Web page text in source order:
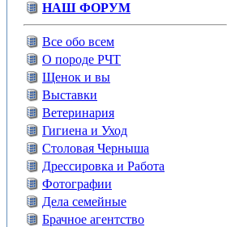
НАШ ФОРУМ
Все обо всем
О породе РЧТ
Щенок и вы
Выставки
Ветеринария
Гигиена и Уход
Столовая Черныша
Дрессировка и Работа
Фотографии
Дела семейные
Брачное агентство